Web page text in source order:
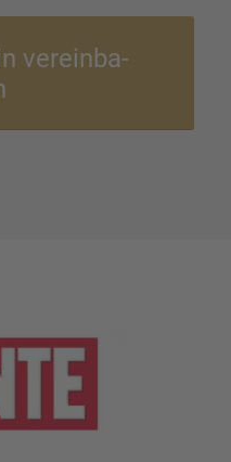
verein­ba­